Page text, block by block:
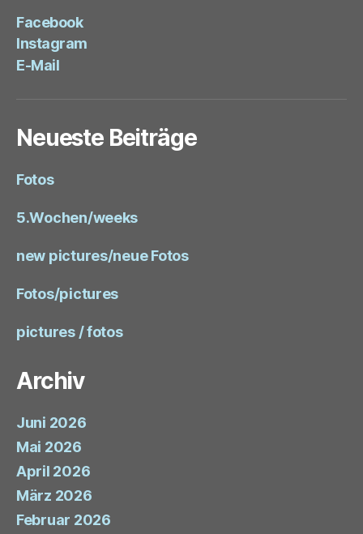
Facebook
Instagram
E-Mail
Neueste Beiträge
Fotos
5.Wochen/weeks
new pictures/neue Fotos
Fotos/pictures
pictures / fotos
Archiv
Juni 2026
Mai 2026
April 2026
März 2026
Februar 2026